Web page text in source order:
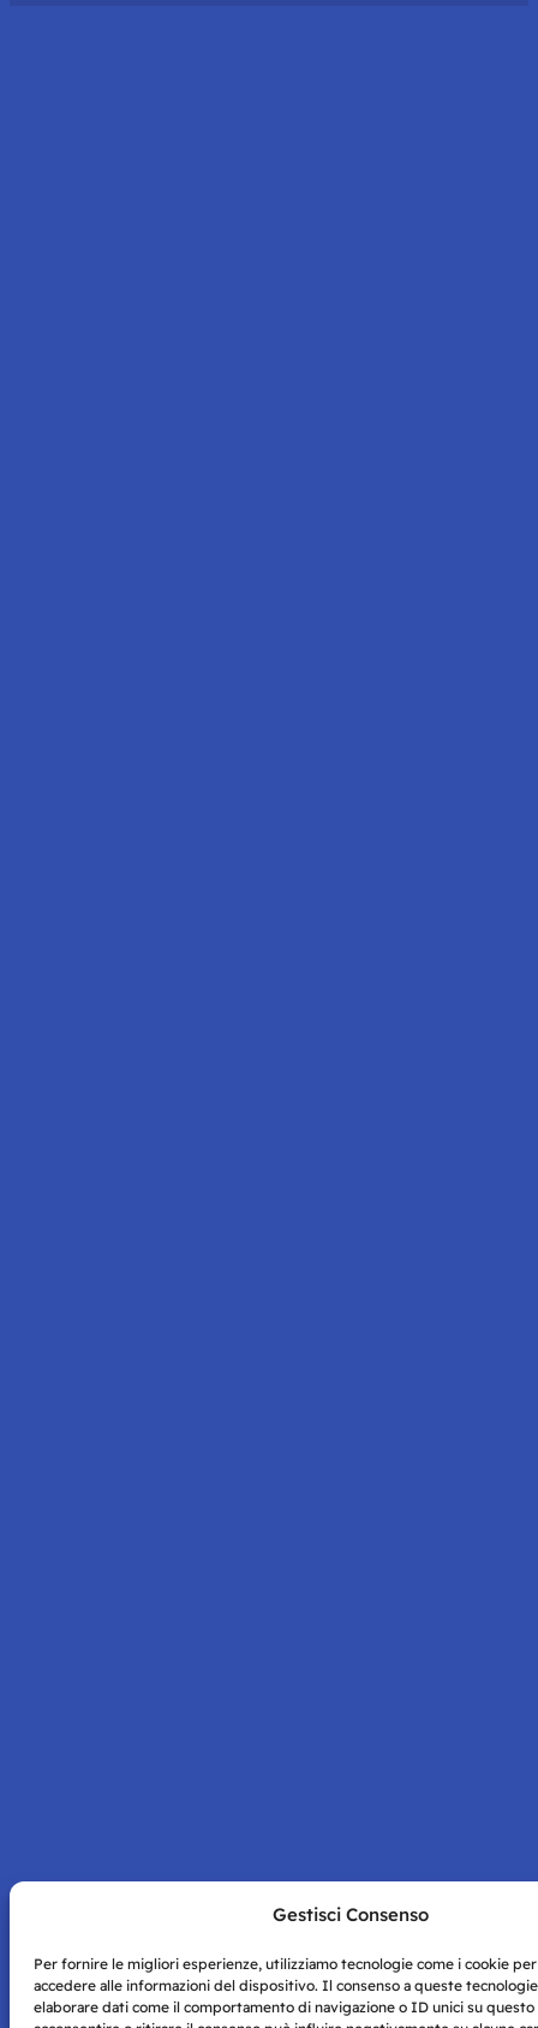
Gestisci Consenso
Per fornire le migliori esperienze, utilizziamo tecnologie come i cookie
accedere alle informazioni del dispositivo. Il consenso a queste
elaborare dati come il comportamento di navigazione o ID unici su